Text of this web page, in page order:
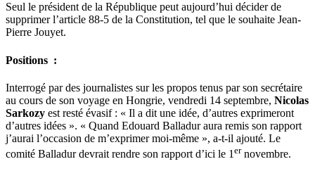
Seul le président de la République peut aujourd’hui décider de
supprimer l’article 88-5 de la Constitution, tel que le souhaite Jean-
Pierre Jouyet.
Positions :
Interrogé par des journalistes sur les propos tenus par son secrétaire
au cours de son voyage en Hongrie, vendredi 14 septembre, Nicolas
Sarkozy est resté évasif : « Il a dit une idée, d’autres exprimeront
d’autres idées ». « Quand Edouard Balladur aura remis son rapport
j’aurai l’occasion de m’exprimer moi-même », a-t-il ajouté. Le
comité Balladur devrait rendre son rapport d’ici le 1 ernovembre.